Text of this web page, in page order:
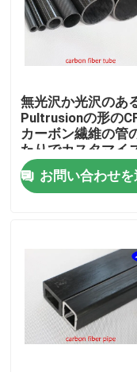
ビデオ
企業情報
会社案内
品質管理
ニュース
見積依頼
無光沢か光沢のあ
Pultrusionの形の
カーボン繊維の管
たりでカスタマイ
れる
お問い合わせを